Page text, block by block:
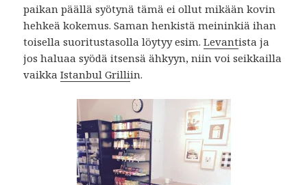
paikan päällä syötynä tämä ei ollut mikään kovin
hehkeä kokemus. Saman henkistä meininkiä ihan
toisella suoritustasolla löytyy esim.Levantista ja
jos haluaa syödä itsensä ähkyyn, niin voi seikkailla
vaikkaIstanbul Grilliin.